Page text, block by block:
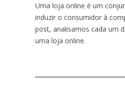
Uma loja online é um
induzir o consumidor à
post, analisamos cada um
uma loja online.